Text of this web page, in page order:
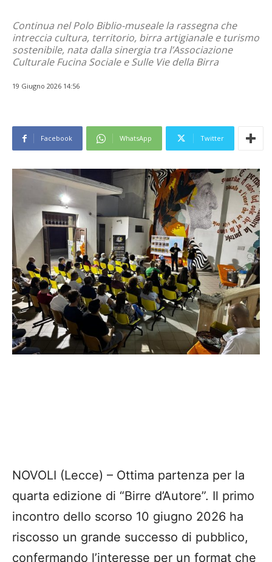
Continua nel Polo Biblio-museale la rassegna che
intreccia cultura, territorio, birra artigianale e turismo
sostenibile, nata dalla sinergia tra l’Associazione
Culturale Fucina Sociale e Sulle Vie della Birra
19 Giugno 2026 14:56
Facebook WhatsApp Twitter
NOVOLI (Lecce) – Ottima partenza per la
quarta edizione di “Birre d’Autore”. Il primo
incontro dello scorso 10 giugno 2026 ha
riscosso un grande successo di pubblico,
confermando l’interesse per un format che